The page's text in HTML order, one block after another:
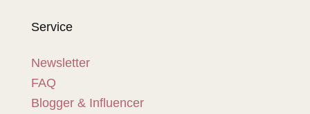
Service
Newsletter
FAQ
Blogger & Influencer